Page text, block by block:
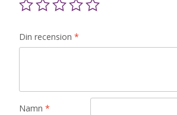
Din recension *
Namn *